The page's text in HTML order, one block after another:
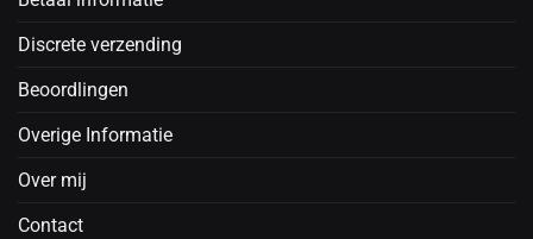
Discrete verzending
Beoordlingen
Overige Informatie
Over mij
Contact